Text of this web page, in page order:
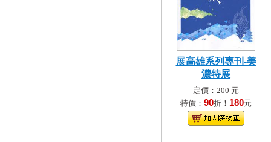
展高雄系列專刊-美
濃特展
定價：200 元
特價： 90折！ 180元